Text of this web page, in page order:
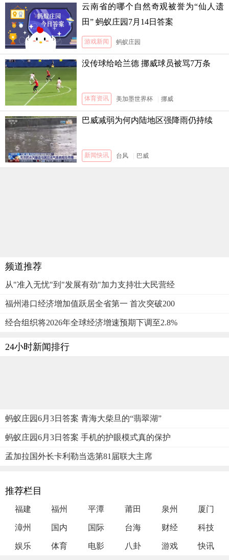
云南省的哪个自然奇观被誉为“仙人遗
田” 蚂蚁庄园7月14日答案
游戏新闻 蚂蚁庄园
没传球给哈兰德 挪威球员被骂7万条
体育资讯 美加墨世界杯 挪威
巴威减弱为何内陆地区强降雨仍持续
新闻快讯 台风 巴威
频道推荐
从"准入无忧"到"发展有劲"加力支持壮大民营经
福州港口经济增加值跃居全省第一 首次突破200
经合组织将2026年全球经济增速预期下调至2.8%
24小时新闻排行
蚂蚁庄园6月3日答案 青海大柴旦的“翡翠湖”
蚂蚁庄园6月3日答案 手机的护眼模式真的保护
孟加拉国外长卡利勒当选第81届联大主席
推荐栏目
福建 福州 平潭 莆田 泉州 厦门
漳州 国内 国际 台海 财经 科技
娱乐 体育 电影 八卦 游戏 快讯